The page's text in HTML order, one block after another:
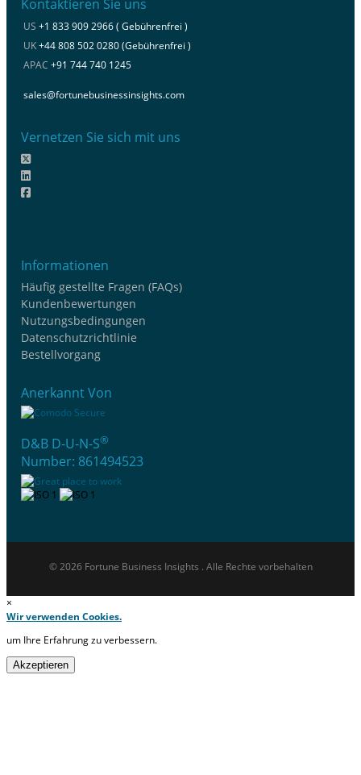
Kontaktieren Sie uns
US +1 833 909 2966 ( Gebührenfrei )
UK+44 808 502 0280 (Gebührenfrei )
APAC +91 744 740 1245
sales@fortunebusinessinsights.com
Vernetzen Sie sich mit uns
Informationen
Häufig gestellte Fragen (FAQs)
Kundenbewertungen
Nutzungsbedingungen
Datenschutzrichtlinie
Bestellvorgang
Anerkannt Von
D&B D-U-N-S®
Number: 861494523
© 2026 Fortune Business Insights . Alle Rechte vorbehalten
×
Wir verwenden Cookies.
um Ihre Erfahrung zu verbessern.
Akzeptieren